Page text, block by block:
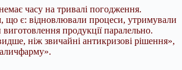
часу на тривалі погодження.
є: відновлювали процеси, утримували
виготовлення продукції паралельно.
ніж звичайні антикризові рішення»,